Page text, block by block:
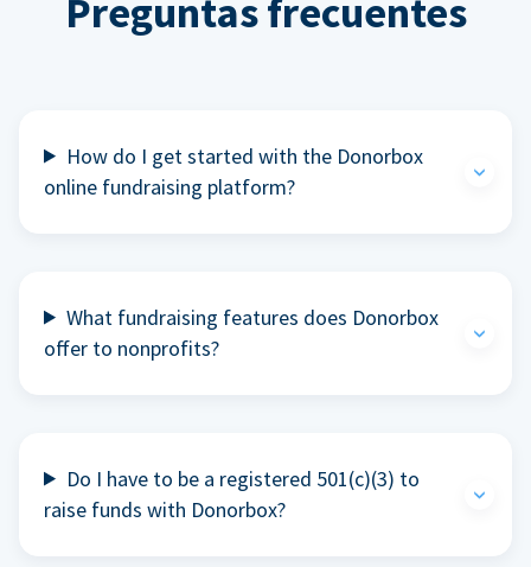
Preguntas frecuentes
How do I get started with the Donorbox
online fundraising platform?
What fundraising features does Donorbox
offer to nonprofits?
Do I have to be a registered 501(c)(3) to
raise funds with Donorbox?